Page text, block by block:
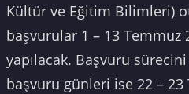
Kültür ve Eğitim Bilimleri)
başvurular 1 – 13 Temmuz
yapılacak. Başvuru
başvuru günleri ise 22 –